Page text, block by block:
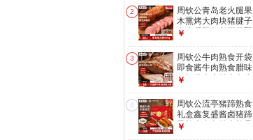
125g*4包（热销）
2
周钦公青岛老火腿果
木熏烤大肉块猪腱子
肉火腿肠午餐开袋即
火腿400g*2根
￥
3
周钦公牛肉熟食开袋
即食酱牛肉熟食腊味
下酒菜山东特产卤牛
125g*4包
￥
4
周钦公流亭猪蹄熟食
礼盒鑫复盛酱卤猪蹄
子礼盒青岛特产礼品
￥